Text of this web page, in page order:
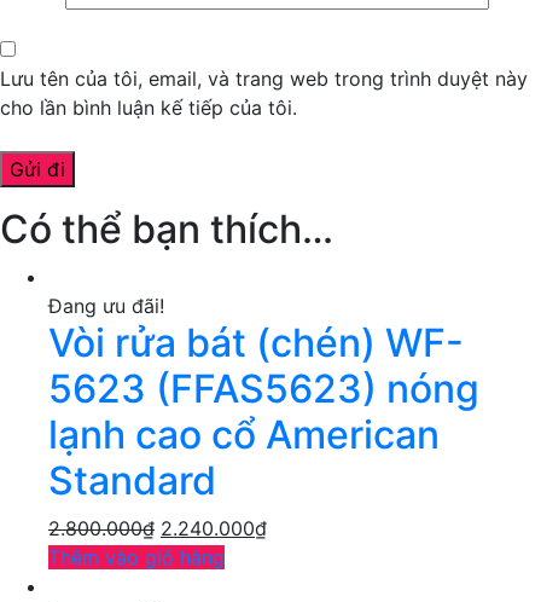
Lưu tên của tôi, email, và trang web trong trình duyệt này
cho lần bình luận kế tiếp của tôi.
Có thể bạn thích…
Đang ưu đãi!
Vòi rửa bát (chén) WF-
5623 (FFAS5623) nóng
lạnh cao cổ American
Standard
2.800.000₫ 2.240.000₫
Thêm vào giỏ hàng